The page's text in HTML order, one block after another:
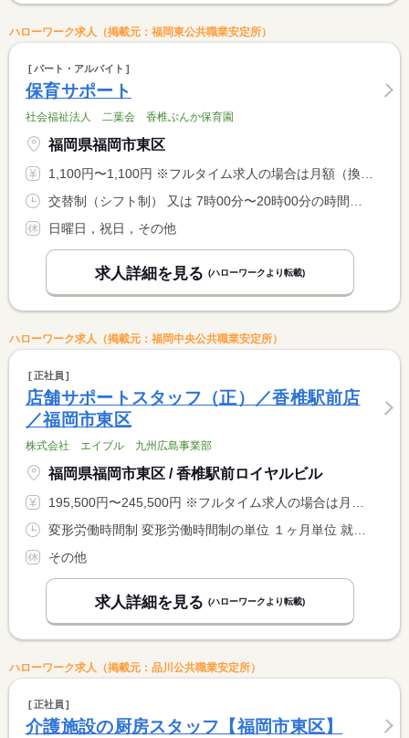
ハローワーク求人（掲載元：福岡東公共職業安定所）
パート・アルバイト
保育サポート
社会福祉法人 二葉会 香椎ぶんか保育園
福岡県福岡市東区
1,100円〜1,100円 ※フルタイム求人の場合は月額（換算額）、パート求人の場合は時間額を表示しています。
日曜日，祝日，その他
求人詳細を見る (ハローワークより転載)
ハローワーク求人（掲載元：福岡中央公共職業安定所）
正社員
店舗サポートスタッフ（正）／香椎駅前店
／福岡市東区
株式会社 エイブル 九州広島事業部
福岡県福岡市東区 / 香椎駅前ロイヤルビル
195,500円〜245,500円 ※フルタイム求人の場合は月額（換算額）、パート求人の場合は時間額を表示しています。
その他
求人詳細を見る (ハローワークより転載)
ハローワーク求人（掲載元：品川公共職業安定所）
正社員
介護施設の厨房スタッフ【福岡市東区】